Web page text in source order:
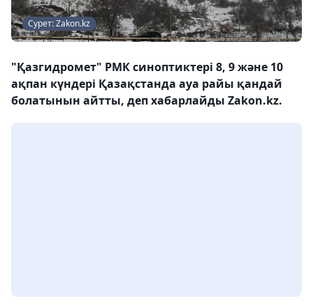
Сурет: Zakon.kz
"Қазгидромет" РМК синоптиктері 8, 9 және 10
ақпан күндері Қазақстанда ауа райы қандай
болатынын айтты, деп хабарлайды Zakon.kz.